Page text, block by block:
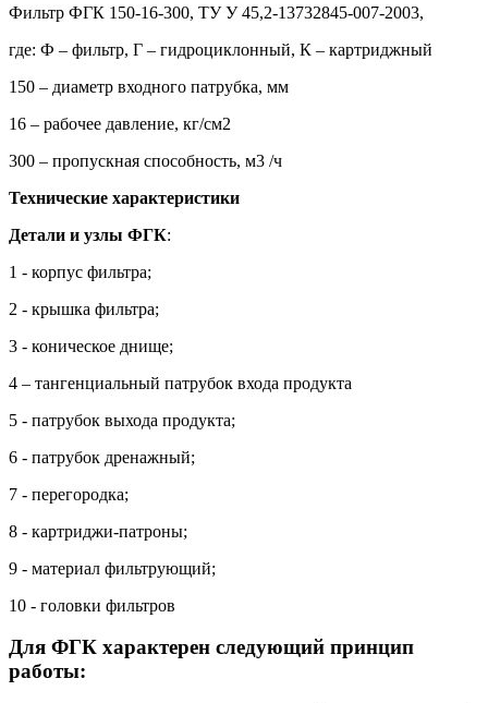
Фильтр ФГК 150-16-300, ТУ У 45,2-13732845-007-2003,
где: Ф – фильтр, Г – гидроциклонный, К – картриджный
150 – диаметр входного патрубка, мм
16 – рабочее давление, кг/см2
300 – пропускная способность, м3 /ч
Технические характеристики
Детали и узлы ФГК:
1 - корпус фильтра;
2 - крышка фильтра;
3 - коническое днище;
4 – тангенциальный патрубок входа продукта
5 - патрубок выхода продукта;
6 - патрубок дренажный;
7 - перегородка;
8 - картриджи-патроны;
9 - материал фильтрующий;
10 - головки фильтров
Для ФГК характерен следующий принцип
работы: